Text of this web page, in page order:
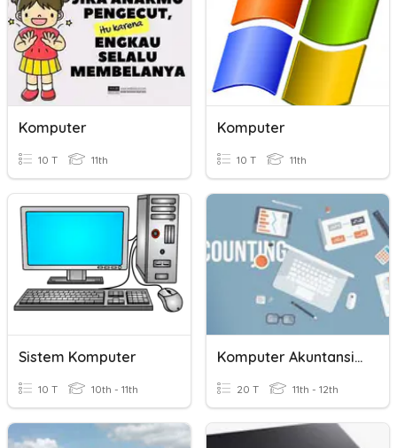
Komputer
10 T 11th
Komputer
10 T 11th
Sistem Komputer
10 T 10th - 11th
Komputer Akuntansi (MYOB)
20 T 11th - 12th